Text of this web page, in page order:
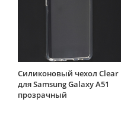
Силиконовый чехол Clear
для Samsung Galaxy A51
прозрачный